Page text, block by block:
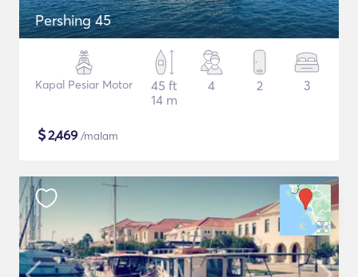
Pershing 45
Kapal Pesiar Motor
45 ft
14 m
4 2 3
$2,469 /malam